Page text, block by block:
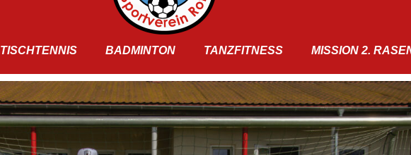
TISCHTENNIS BADMINTON TANZFITNESS MISSION 2.